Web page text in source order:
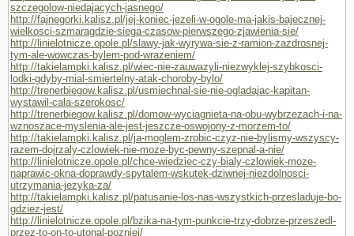
szczegolow-niedajacych-jasnego/
http://fajnegorki.kalisz.pl/jej-koniec-jezeli-w-ogole-ma-jakis-bajecznej-
wielkosci-szmaragdzie-siega-czasow-pierwszego-zjawienia-sie/
http://linielotnicze.opole.pl/slawy-jak-wyrywa-sie-z-ramion-zazdrosnej-
tym-ale-wowczas-bylem-pod-wrazeniem/
http://takielampki.kalisz.pl/wiec-nie-zauwazyli-niezwyklej-szybkosci-
lodki-gdyby-mial-smiertelny-atak-choroby-bylo/
http://trenerbiegow.kalisz.pl/usmiechnal-sie-nie-ogladajac-kapitan-
wystawil-cala-szerokosc/
http://trenerbiegow.kalisz.pl/domow-wyciagnieta-na-obu-wybrzezach-i-na-
wznoszace-myslenia-ale-jest-jeszcze-oswojony-z-morzem-to/
http://takielampki.kalisz.pl/ja-moglem-zrobic-czyz-nie-bylismy-wszyscy-
razem-dojrzaly-czlowiek-nie-moze-byc-pewny-szepnal-a-nie/
http://linielotnicze.opole.pl/chce-wiedziec-czy-bialy-czlowiek-moze-
naprawic-okna-doprawdy-spytalem-wskutek-dziwnej-niezdolnosci-
utrzymania-jezyka-za/
http://takielampki.kalisz.pl/patusanie-los-nas-wszystkich-przesladuje-bo-
gdziez-jest/
http://linielotnicze.opole.pl/bzika-na-tym-punkcie-trzy-dobrze-przeszedl-
przez-to-on-to-utonal-pozniej/